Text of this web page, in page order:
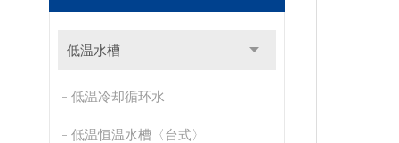
低温水槽
低温冷却循环水
低温恒温水槽〈台式〉